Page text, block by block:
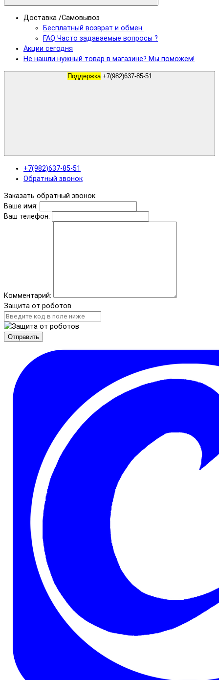
Доставка /Самовывоз
Бесплатный возврат и обмен.
FAQ Часто задаваемые вопросы ?
Акции сегодня
Не нашли нужный товар в магазине? Мы поможем!
Поддержка +7(982)637-85-51
+7(982)637-85-51
Обратный звонок
Заказать обратный звонок
Ваше имя:
Ваш телефон:
Комментарий:
Защита от роботов
Отправить